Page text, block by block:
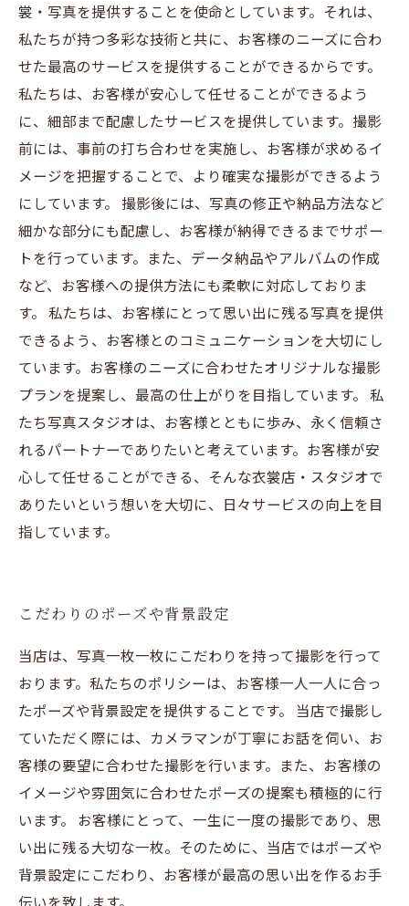
裳・写真を提供することを使命としています。それは、
私たちが持つ多彩な技術と共に、お客様のニーズに合わ
せた最高のサービスを提供することができるからです。
私たちは、お客様が安心して任せることができるよう
に、細部まで配慮したサービスを提供しています。撮影
前には、事前の打ち合わせを実施し、お客様が求めるイ
メージを把握することで、より確実な撮影ができるよう
にしています。 撮影後には、写真の修正や納品方法など
細かな部分にも配慮し、お客様が納得できるまでサポー
トを行っています。また、データ納品やアルバムの作成
など、お客様への提供方法にも柔軟に対応しておりま
す。 私たちは、お客様にとって思い出に残る写真を提供
できるよう、お客様とのコミュニケーションを大切にし
ています。お客様のニーズに合わせたオリジナルな撮影
プランを提案し、最高の仕上がりを目指しています。 私
たち写真スタジオは、お客様とともに歩み、永く信頼さ
れるパートナーでありたいと考えています。お客様が安
心して任せることができる、そんな衣裳店・スタジオで
ありたいという想いを大切に、日々サービスの向上を目
指しています。
こだわりのポーズや背景設定
当店は、写真一枚一枚にこだわりを持って撮影を行って
おります。私たちのポリシーは、お客様一人一人に合っ
たポーズや背景設定を提供することです。 当店で撮影し
ていただく際には、カメラマンが丁寧にお話を伺い、お
客様の要望に合わせた撮影を行います。また、お客様の
イメージや雰囲気に合わせたポーズの提案も積極的に行
います。 お客様にとって、一生に一度の撮影であり、思
い出に残る大切な一枚。そのために、当店ではポーズや
背景設定にこだわり、お客様が最高の思い出を作るお手
伝いを致します。